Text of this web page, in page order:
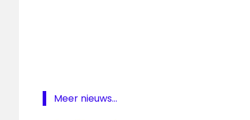
televisie
Meer nieuws...